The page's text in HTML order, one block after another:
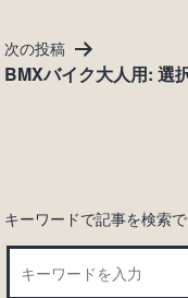
ー
シ
次の投稿
BMXバイク大人用: 選
キーワードで記事を検索で